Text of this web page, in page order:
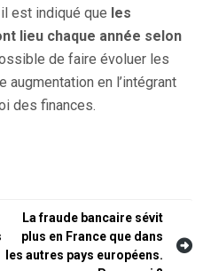
est indiqué que les
lieu chaque année selon
de faire évoluer les
augmentation en l’intégrant
des finances.
La fraude bancaire sévit
plus en France que dans
les autres pays européens.